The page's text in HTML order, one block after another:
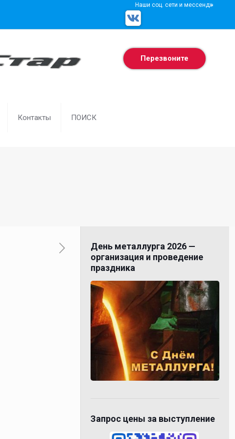
Наши соц. сети и мессенджеры
Контакты ПОИСК
Перезвоните
День металлурга 2026 —
организация и проведение
праздника
Запрос цены за выступление